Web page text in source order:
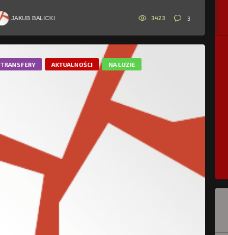
JAKUB BALICKI 3423 3
TRANSFERY AKTUALNOŚCI NA LUZIE